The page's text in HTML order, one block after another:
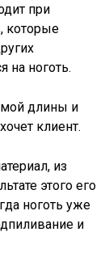
при
которые
на ноготь.
длины и
клиент.
из
этого его
ноготь уже
и